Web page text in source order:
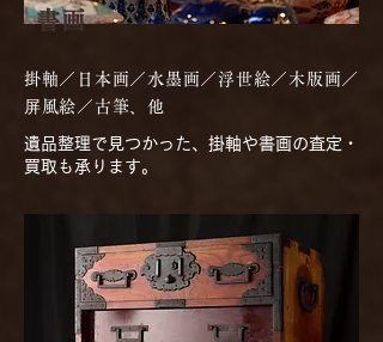
書画
掛軸／日本画／水墨画／浮世絵／木版画／
屏風絵／古筆、他
遺品整理で見つかった、掛軸や書画の査定・
買取も承ります。